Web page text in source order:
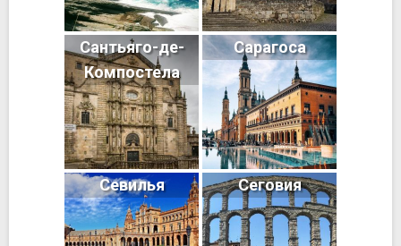
Сантьяго-де-
Компостела
Сарагоса
Севилья Сеговия